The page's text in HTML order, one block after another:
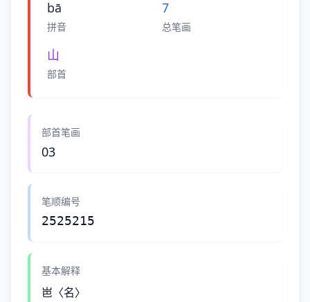
bā
拼音
7
总笔画
山
部首
部首笔画
03
笔顺编号
2525215
基本解释
岜〈名〉